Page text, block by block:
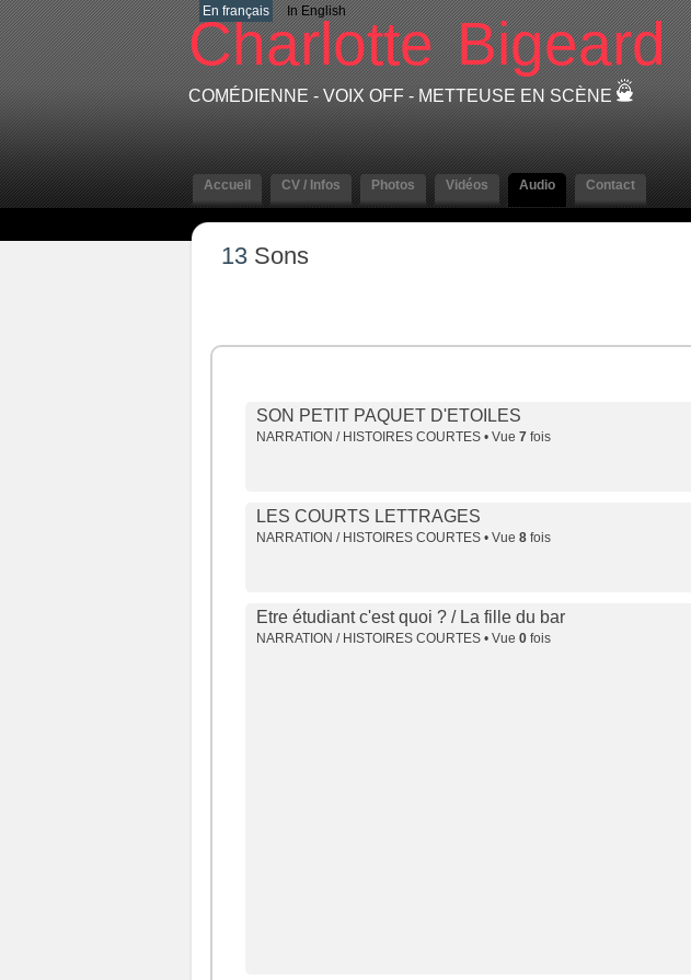
En français In English
Charlotte Bigeard
COMÉDIENNE - VOIX OFF - METTEUSE EN SCÈNE
Accueil CV / Infos Photos Vidéos Audio Contact
13 Sons
SON PETIT PAQUET D'ETOILES
NARRATION / HISTOIRES COURTES • Vue 7 fois
LES COURTS LETTRAGES
NARRATION / HISTOIRES COURTES • Vue 8 fois
Etre étudiant c'est quoi ? / La fille du bar
NARRATION / HISTOIRES COURTES • Vue 0 fois